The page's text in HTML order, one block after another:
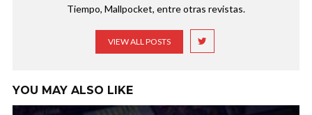
Tiempo, Mallpocket, entre otras revistas.
VIEW ALL POSTS
YOU MAY ALSO LIKE